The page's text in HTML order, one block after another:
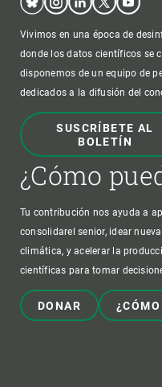
Vivimos en una época de
donde los datos científicos se
disponemos de un equipo de
dedicados a la difusión del
SUSCRÍBETE AL
BOLETÍN
¿Cómo
Tu contribución nos ayuda a
consolidarel senior, idear
climática, y acelerar la
científicas para tomar
DONAR